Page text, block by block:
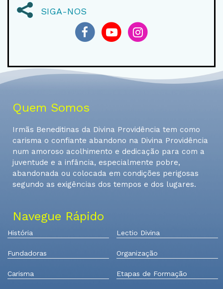
SIGA-NOS
Quem Somos
Irmãs Beneditinas da Divina Providência tem como
carisma o confiante abandono na Divina Providência
num amoroso acolhimento e dedicação para com a
juventude e a infância, especialmente pobre,
abandonada ou colocada em condições perigosas
segundo as exigências dos tempos e dos lugares.
Navegue Rápido
História
Fundadoras
Carisma
Lectio Divina
Organização
Etapas de Formação